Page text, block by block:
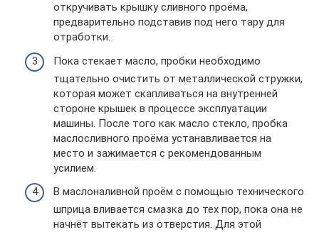
откручивать крышку сливного проёма,
предварительно подставив под него тару для
отработки.
Пока стекает масло, пробки необходимо
тщательно очистить от металлической стружки,
которая может скапливаться на внутренней
стороне крышек в процессе эксплуатации
машины. После того как масло стекло, пробка
маслосливного проёма устанавливается на
место и зажимается с рекомендованным
усилием.
В маслоналивной проём с помощью технического
шприца вливается смазка до тех пор, пока она не
начнёт вытекать из отверстия. Для этой